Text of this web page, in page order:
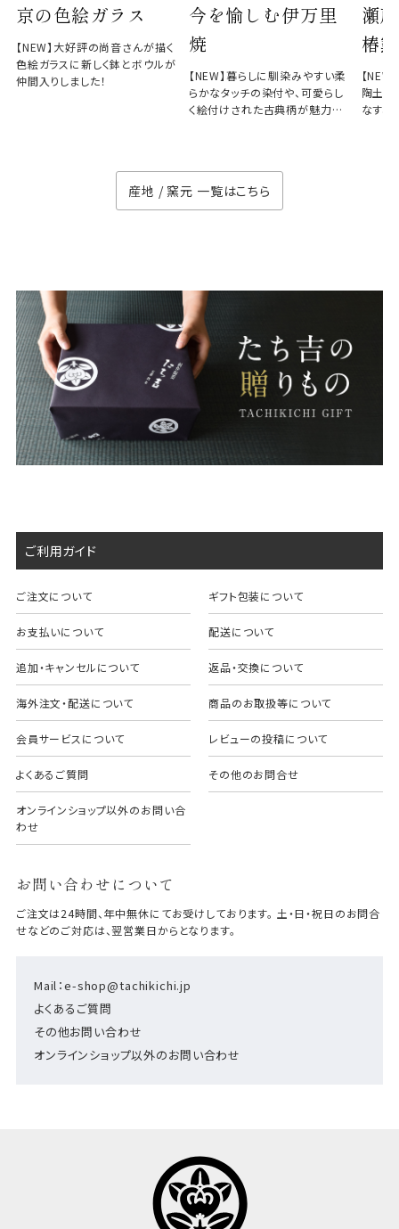
京の色絵ガラス
【NEW】大好評の尚音さんが描く
色絵ガラスに新しく鉢とボウルが
仲間入りしました！
今を愉しむ伊万里
焼
【NEW】暮らしに馴染みやすい柔
らかなタッチの染付や、可愛らし
く絵付けされた古典柄が魅力の
瀬
椿窯
【
陶土と
なす、
産地 / 窯元 一覧はこちら
ご利用ガイド
ご注文について ギフト包装について
お支払いについて 配送について
追加・キャンセルについて 返品・交換について
海外注文・配送について 商品のお取扱等について
会員サービスについて レビューの投稿について
よくあるご質問 その他のお問合せ
オンラインショップ以外のお問い合
わせ
お問い合わせについて
Mail：e-shop@tachikichi.jp
よくあるご質問
その他お問い合わせ
オンラインショップ以外のお問い合わせ
ご注文は24時間、年中無休にてお受けしております。 土・日・祝日のお問合
せなどのご対応は、翌営業日からとなります。